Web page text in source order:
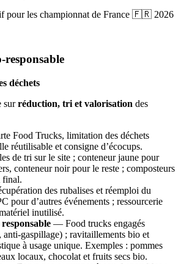
pour les championnat de France 🇫🇷 2026
responsable
déchets
surréduction, tri et valorisation des
Food Trucks, limitation des déchets
réutilisable et consigne d’écocups.
de tri sur le site ; conteneur jaune pour
conteneur noir pour le reste ; composteurs
final.
des rubalises et réemploi du
pour d’autres événements ; ressourcerie
inutilisé.
— Food trucks engagés
gaspillage) ; ravitaillements bio et
à usage unique. Exemples : pommes
locaux, chocolat et fruits secs bio.